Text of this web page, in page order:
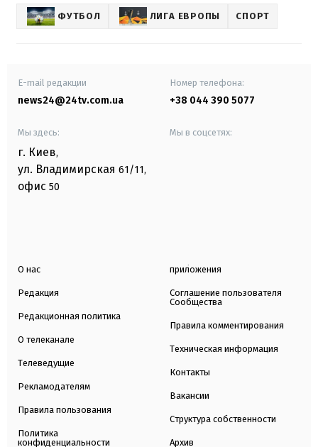
ФУТБОЛ ЛИГА ЕВРОПЫ СПОРТ
E-mail редакции
news24@24tv.com.ua
Номер телефона:
+38 044 390 5077
Мы здесь:
г. Киев,
ул. Владимирская 61/11,
офис 50
Мы в соцсетях:
О нас
Редакция
Редакционная политика
О телеканале
Телеведущие
Рекламодателям
Правила пользования
Политика
конфиденциальности
приложения
Соглашение пользователя
Сообщества
Правила комментирования
Техническая информация
Контакты
Вакансии
Структура собственности
Архив